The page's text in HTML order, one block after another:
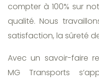
compter à 100% sur
qualité. Nous
satisfaction, la sûreté
Avec un savoir-faire
MG Transports